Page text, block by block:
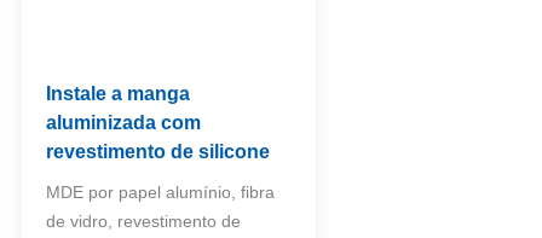
Instale a manga
aluminizada com
revestimento de silicone
MDE por papel alumínio, fibra
de vidro, revestimento de